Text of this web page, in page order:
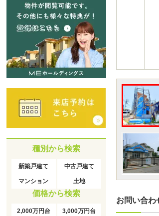
お問い合わ
種別から検索
新築戸建て 中古戸建て
マンション 土地
価格から検索
2,000万円台 3,000万円台